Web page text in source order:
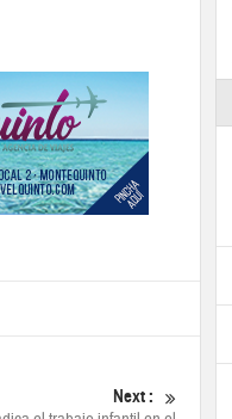
Next :